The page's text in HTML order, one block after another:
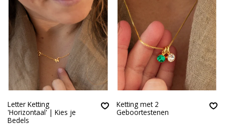
Letter Ketting
'Horizontaal' | Kies je
Bedels
Ketting met 2
Geboortestenen